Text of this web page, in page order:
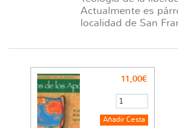
Actualmente es
localidad de San
11,00€